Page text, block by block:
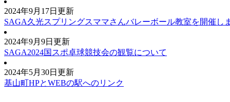
2024年9月17日更新
SAGA久光スプリングスママさんバレーボール教室を開催し
2024年9月9日更新
SAGA2024国スポ卓球競技会の観覧について
2024年5月30日更新
基山町HPとWEBの駅へのリンク